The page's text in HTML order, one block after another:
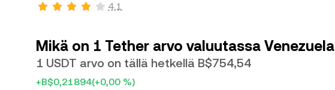
4,1
Mikä on 1 Tether arvo valuutassa
1 USDT arvo on tällä hetkellä B$754,54
+B$0,21894(+0,00 %)